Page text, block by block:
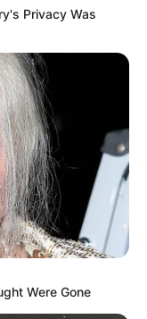
Privacy Was
Were Gone